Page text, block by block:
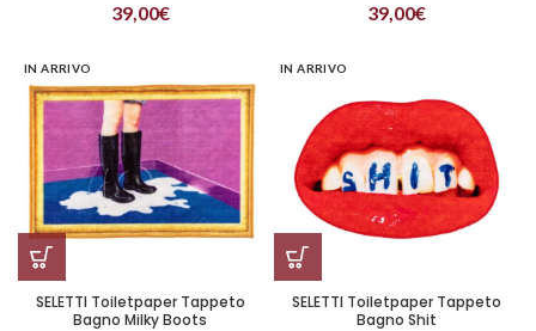
39,00€ 39,00€
IN ARRIVO
SELETTI Toiletpaper Tappeto
Bagno Milky Boots
IN ARRIVO
SELETTI Toiletpaper Tappeto
Bagno Shit